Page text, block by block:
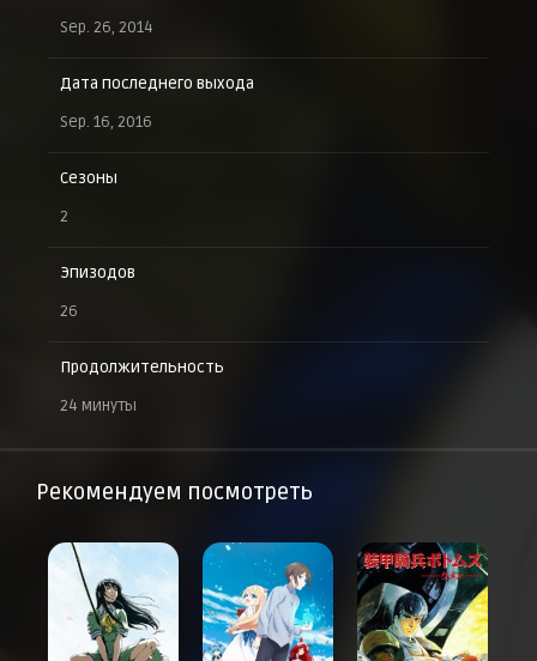
Sep. 26, 2014
Дата последнего выхода
Sep. 16, 2016
Сезоны
2
Эпизодов
26
Продолжительность
24 минуты
Рекомендуем посмотреть